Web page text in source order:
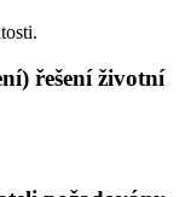
řešení životní